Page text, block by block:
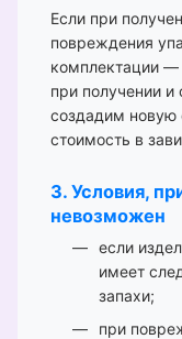
Если при
повреждения
комплектации —
при получении
создадим новую
стоимость в
3. Условия,
невозможен
если
имеет
запахи;
при